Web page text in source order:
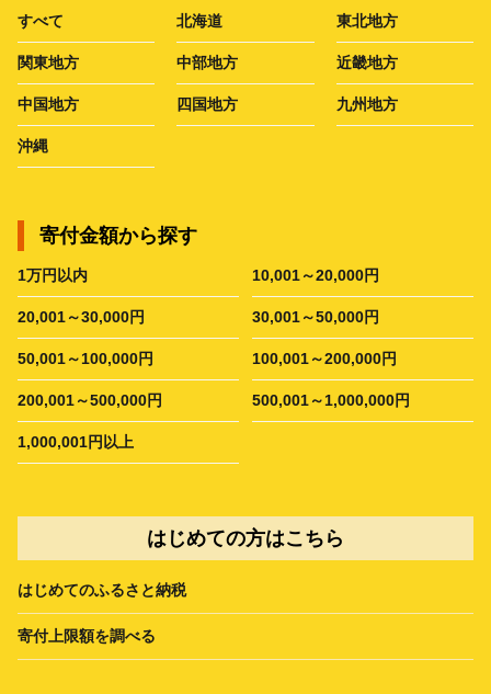
すべて 北海道 東北地方
関東地方 中部地方 近畿地方
中国地方 四国地方 九州地方
沖縄
寄付金額から探す
1万円以内 10,001～20,000円
20,001～30,000円 30,001～50,000円
50,001～100,000円 100,001～200,000円
200,001～500,000円 500,001～1,000,000円
1,000,001円以上
はじめての方はこちら
はじめてのふるさと納税
寄付上限額を調べる